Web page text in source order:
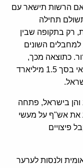
אם הרשות תישאר עם
תחילה
רק בתקופה שבין
למחבלים השונים
כתוצאה מכך,
הרשות הפלסטינית ויתרה על סיוע אמריקאי בסך 1.5 מיליארד
והן בישראל, פתחה
את אש"ף על מעשי
פיצויים
ולנסות לערער